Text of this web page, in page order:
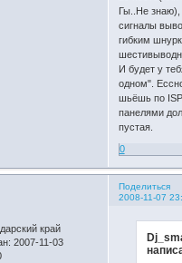
Гы..Не знаю),
сигналы
гибким
И будет у
одном".
шьёшь по
панелями
пустая.
0
Поделиться
2008-11-07
край
: 2007-11-03